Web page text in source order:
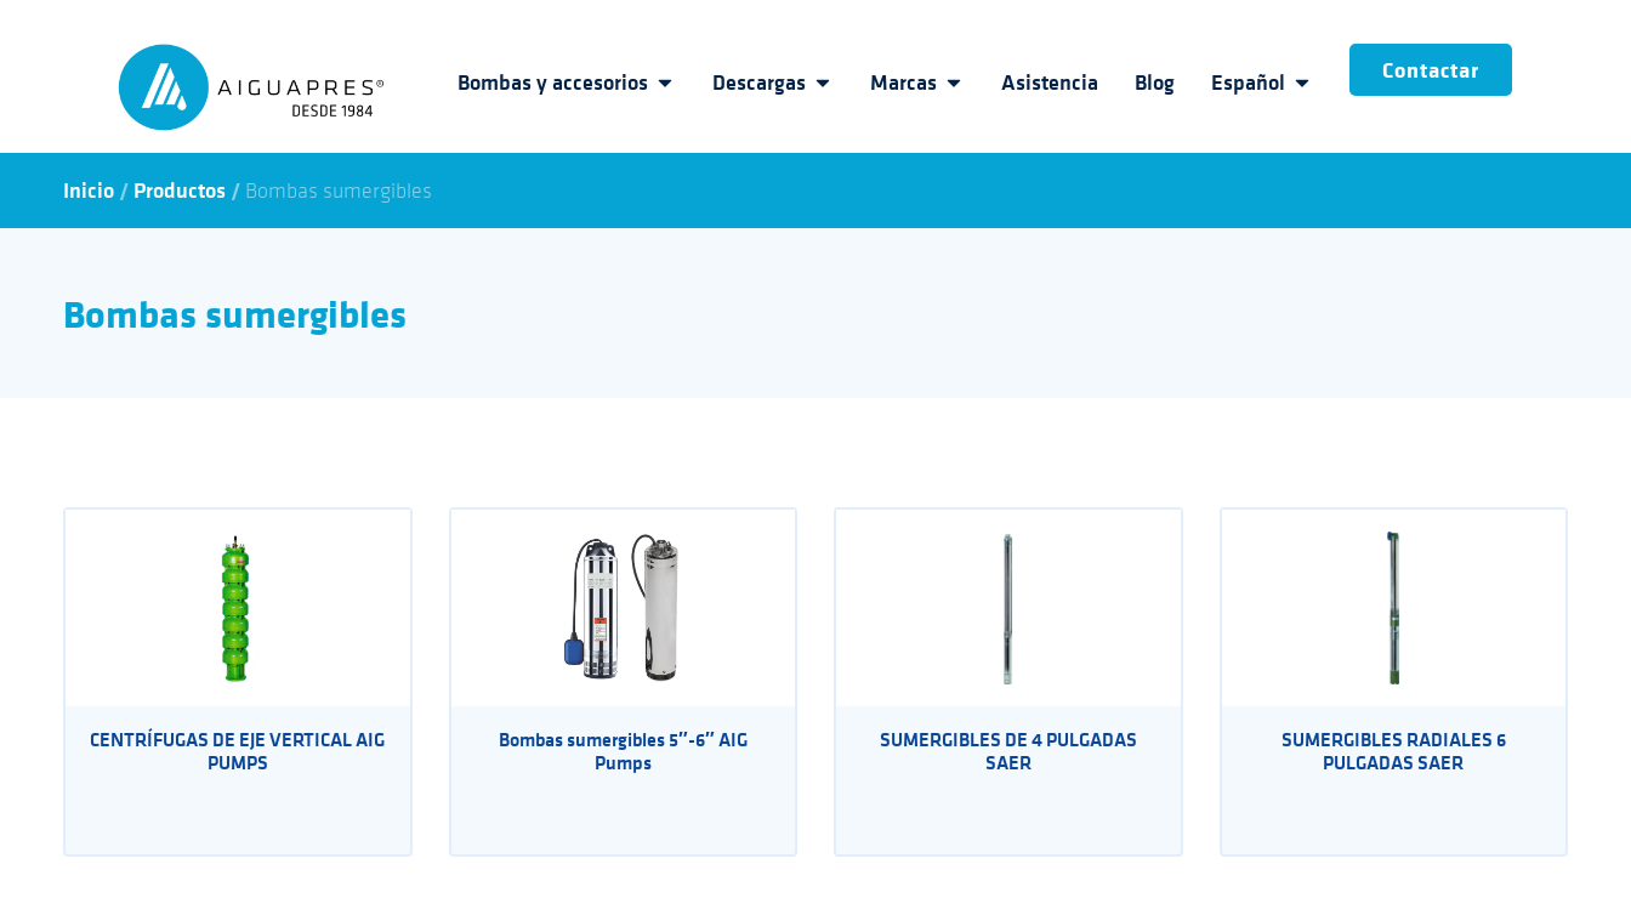
Bombas y accesorios Descargas Marcas Asistencia Blog Español Contactar
Inicio / Productos / Bombas sumergibles
Bombas sumergibles
CENTRÍFUGAS DE EJE VERTICAL AIG
PUMPS
Bombas sumergibles 5″-6″ AIG
Pumps
SUMERGIBLES DE 4 PULGADAS
SAER
SUMERGIBLES RADIALES 6
PULGADAS SAER